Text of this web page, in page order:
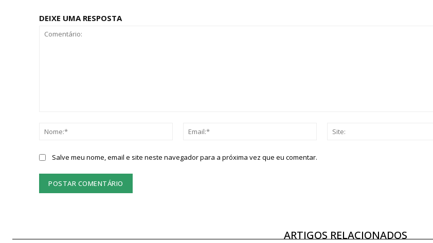
DEIXE UMA RESPOSTA
Nome:*
Email:*
Salve meu nome, email e site neste navegador para a próxima vez que eu comentar.
ARTIGOS RELACIONADOS